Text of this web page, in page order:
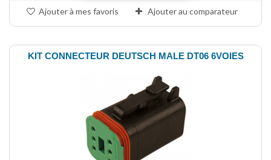
Ajouter à mes favoris Ajouter au comparateur
KIT CONNECTEUR DEUTSCH MALE DT06 6VOIES